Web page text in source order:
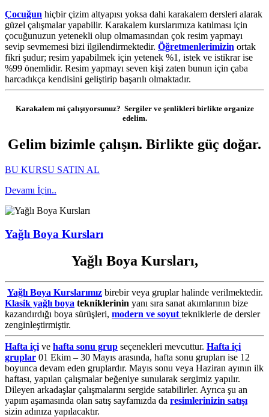
Çocuğun hiçbir çizim altyapısı yoksa dahi karakalem dersleri alarak
güzel çalışmalar yapabilir. Karakalem kurslarımıza katılması için
çocuğunuzun yetenekli olup olmamasından çok resim yapmayı
sevip sevmemesi bizi ilgilendirmektedir. Öğretmenlerimizin ortak
fikri şudur; resim yapabilmek için yetenek %1, istek ve istikrar ise
%99 önemlidir. Resim yapmayı seven kişi zaten bunun için çaba
harcadıkça kendisini geliştirip başarılı olmaktadır.
Karakalem mi çalışıyorsunuz? Sergiler ve şenlikleri birlikte organize
edelim.
Gelim bizimle çalışın. Birlikte güç doğar.
BU KURSU SATIN AL
Devamı İçin..
Yağlı Boya Kursları
Yağlı Boya Kursları,
Yağlı Boya Kurslarımız birebir veya gruplar halinde verilmektedir.
Klasik yağlı boya tekniklerinin yanı sıra sanat akımlarının bize
kazandırdığı boya sürüşleri, modern ve soyut tekniklerle de dersler
zenginleştirmiştir.
Hafta içi ve hafta sonu grup seçenekleri mevcuttur. Hafta içi
gruplar 01 Ekim – 30 Mayıs arasında, hafta sonu grupları ise 12
boyunca devam eden gruplardır. Mayıs sonu veya Haziran ayının ilk
haftası, yapılan çalışmalar beğeniye sunularak sergimiz yapılır.
Dileyen arkadaşlar çalışmalarını sergide satabilirler. Ayrıca şu an
yapım aşamasında olan satış sayfamızda da resimlerinizin satışı
sizin adınıza yapılacaktır.